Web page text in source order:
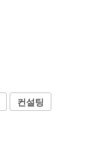
컨설팅